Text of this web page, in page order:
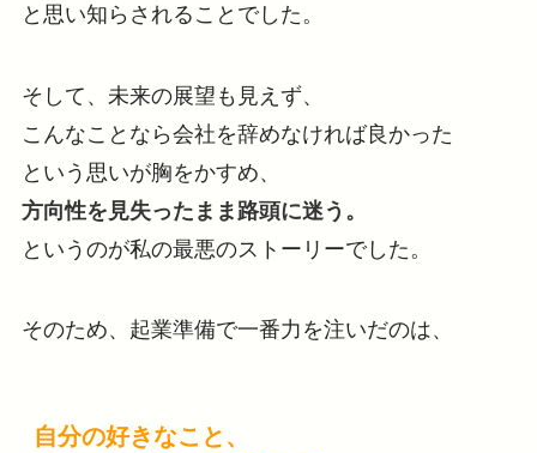
と思い知らされることでした。
そして、未来の展望も見えず、
こんなことなら会社を辞めなければ良かった
という思いが胸をかすめ、
方向性を見失ったまま路頭に迷う。
というのが私の最悪のストーリーでした。
そのため、起業準備で一番力を注いだのは、
自分の好きなこと、